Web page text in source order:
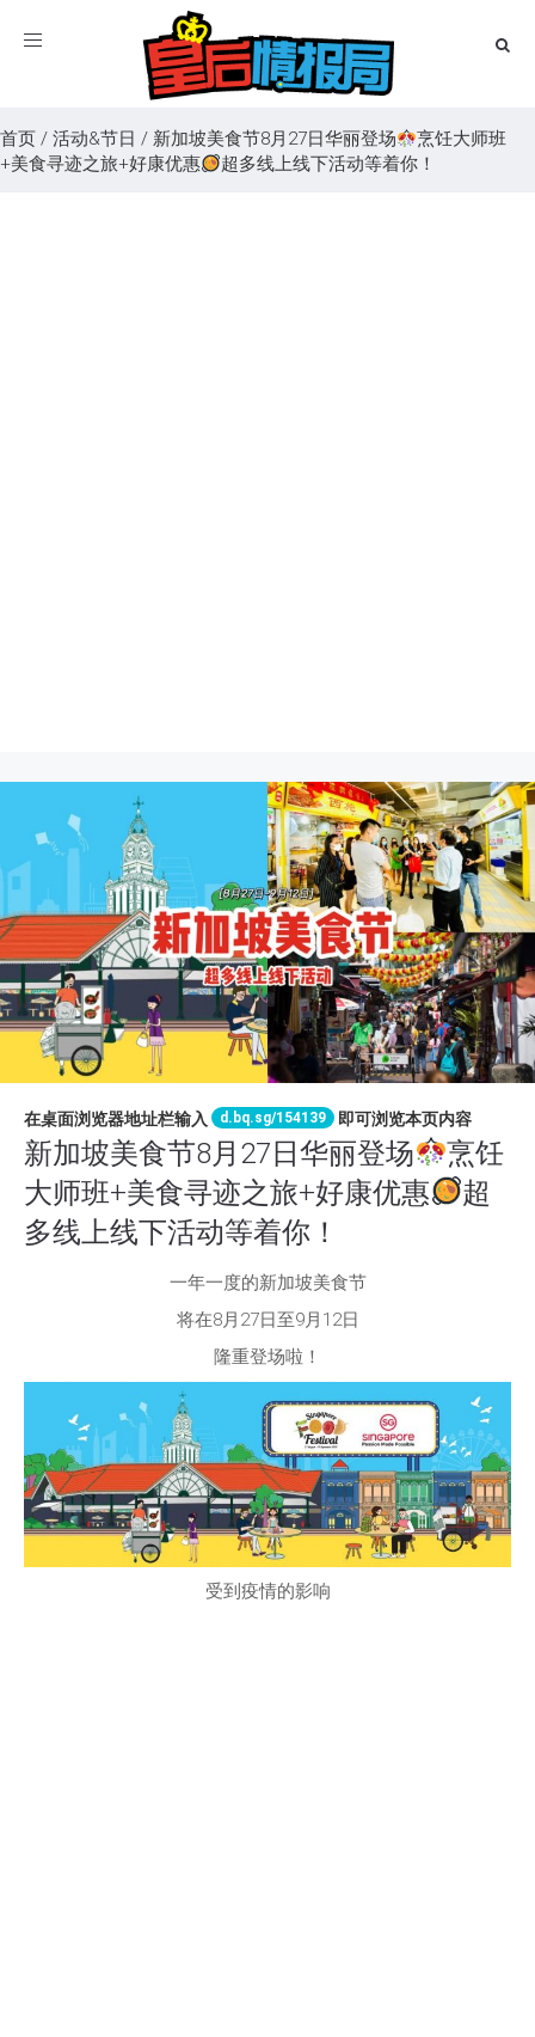
Toggle
首页 / 活动&节日 / 新加坡美食节8月27日华丽登场
烹饪大师班
+美食寻迹之旅+好康优惠
超多线上线下活动等着你！
在桌面浏览器地址栏输入 d.bq.sg/154139 即可浏览本页内容
新加坡美食节8月27日华丽登场
烹饪
大师班+美食寻迹之旅+好康优惠
超
多线上线下活动等着你！
一年一度的新加坡美食节
将在8月27日至9月12日
隆重登场啦！
受到疫情的影响